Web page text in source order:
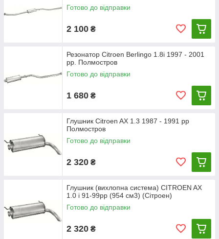
Готово до відправки
2 100 ₴
Резонатор Citroen Berlingo 1.8i 1997 - 2001
рр. Полмостров
Готово до відправки
1 680 ₴
Глушник Citroen AX 1.3 1987 - 1991 рр
Полмостров
Готово до відправки
2 320 ₴
Глушник (вихлопна система) CITROEN AX
1.0 i 91-99рр (954 см3) (Сітроен)
Готово до відправки
2 320 ₴